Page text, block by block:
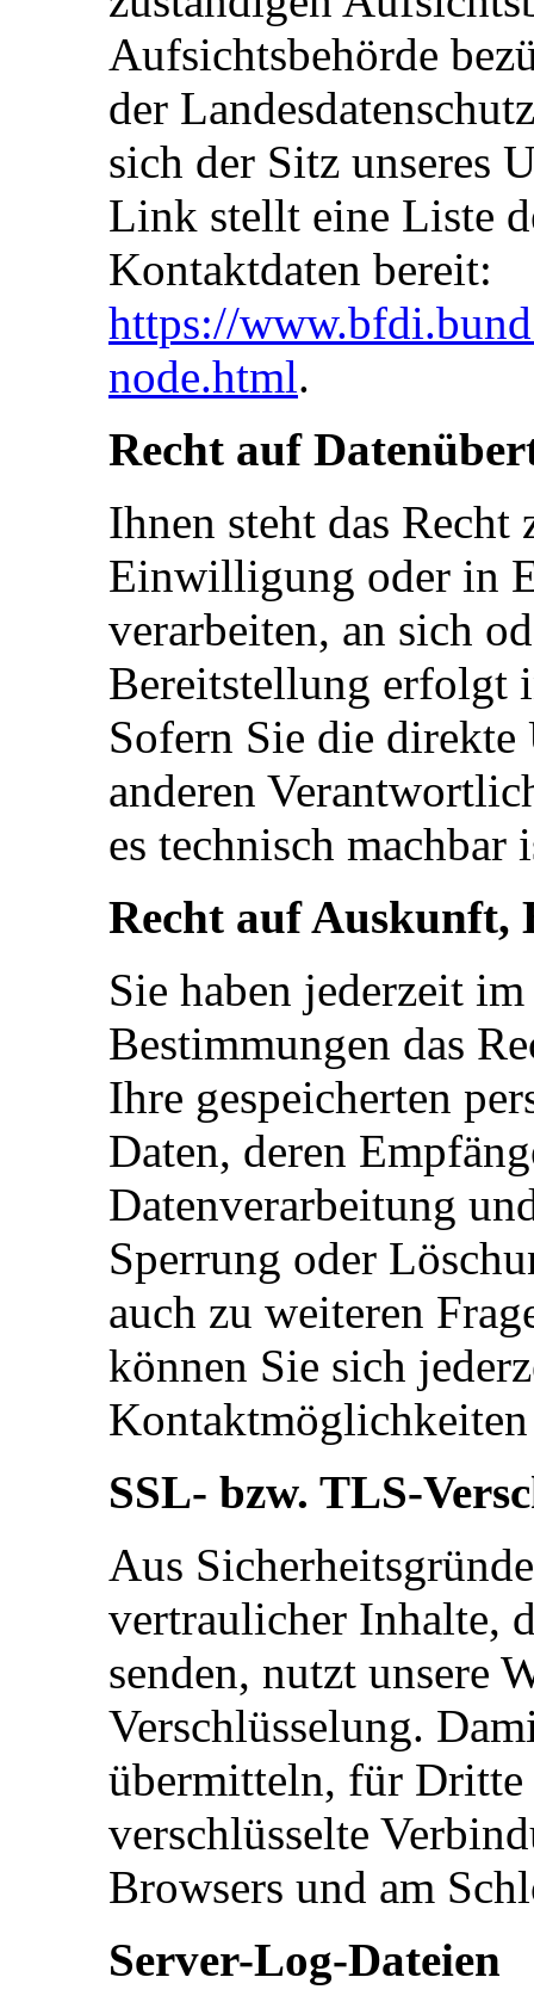
Aufsichtsbehörde
der
sich der Sitz unseres
Link stellt eine Liste
Kontaktdaten bereit:
https://
node.html.
Recht auf
Ihnen steht das
Einwilligung oder in
verarbeiten, an sich
Bereitstellung erfolgt
Sofern Sie die direkte
anderen
es technisch machbar
Recht auf Auskunft,
Sie haben jederzeit
Bestimmungen das
Ihre gespeicherten
Daten, deren
Datenverarbeitung
Sperrung oder
auch zu weiteren
können Sie sich
Kontaktmöglichkeiten
SSL- bzw. TLS-
Aus
vertraulicher Inhalte,
senden, nutzt unsere
Verschlüsselung.
übermitteln, für Dritte
verschlüsselte
Browsers und am
Server-Log-Dateien